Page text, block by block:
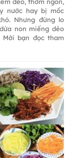
nước hay bị mốc
Nhưng đừng lo
non miếng dẻo
bạn đọc tham